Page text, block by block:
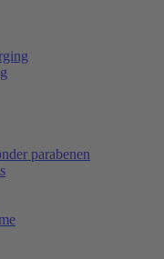
parabenen